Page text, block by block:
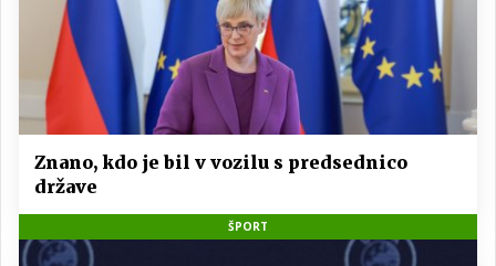
Znano, kdo je bil v vozilu s predsednico
države
ŠPORT